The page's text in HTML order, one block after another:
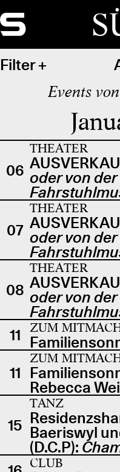
Filter
Events
06
THEATER
oder von
07
THEATER
oder von
08
THEATER
oder von
11
ZUM
11
ZUM
Rebecca
15
TANZ
Baeriswyl
(D.C.P):
CLUB